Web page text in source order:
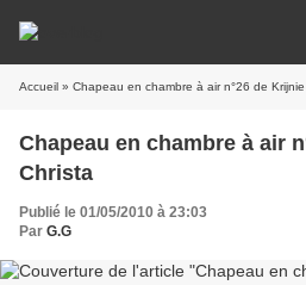
Accueil » Chapeau en chambre à air n°26 de
Chapeau en chambre à air
Christa
Publié le 01/05/2010 à 23:03
Par G.G